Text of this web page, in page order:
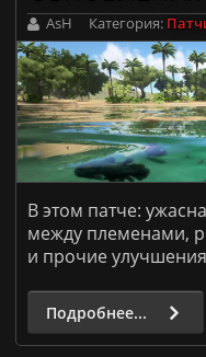
AsH Категория:
В этом патче:
между племенами,
и прочие
Подробнее...